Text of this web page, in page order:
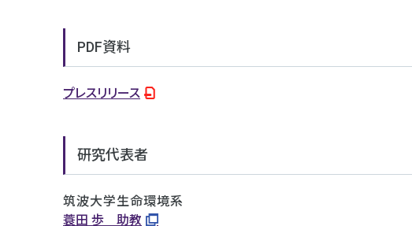
PDF資料
プレスリリース
研究代表者
筑波大学生命環境系
蓑田 歩 助教